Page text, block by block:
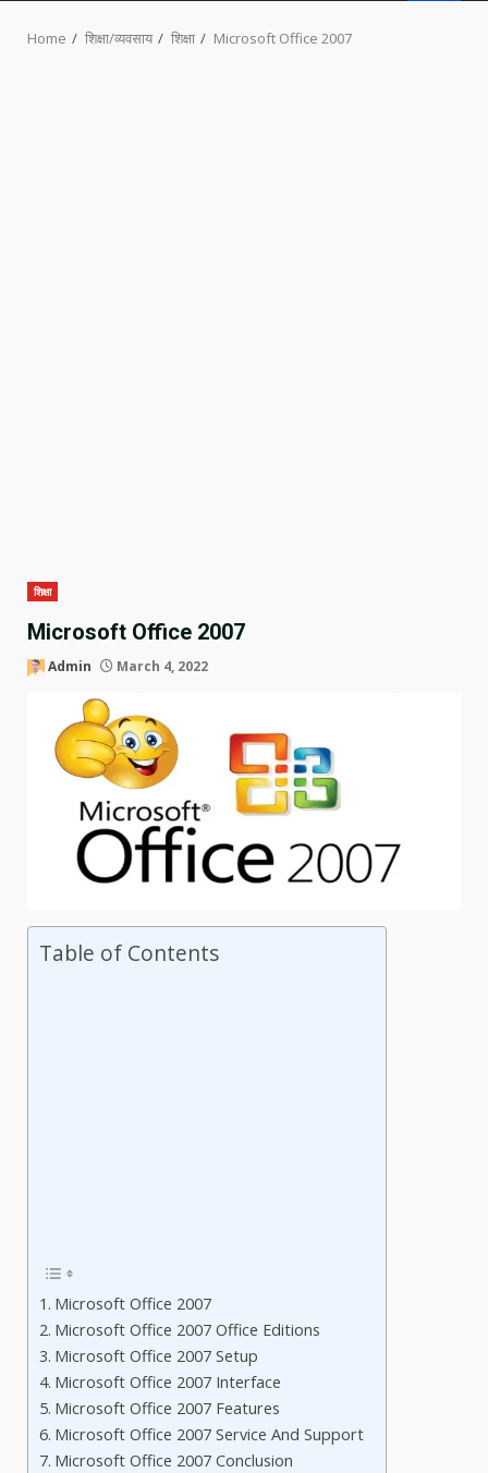
Home शिक्षा/व्यवसाय शिक्षा Microsoft Office 2007
शिक्षा
Microsoft Office 2007
Admin March 4, 2022
Table of Contents
Microsoft Office 2007
Microsoft Office 2007 Office Editions
Microsoft Office 2007 Setup
Microsoft Office 2007 Interface
Microsoft Office 2007 Features
Microsoft Office 2007 Service And Support
Microsoft Office 2007 Conclusion